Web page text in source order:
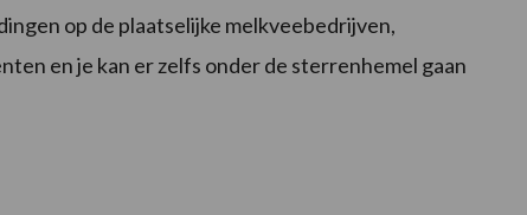
op de plaatselijke melkveebedrijven,
en je kan er zelfs onder de sterrenhemel gaan